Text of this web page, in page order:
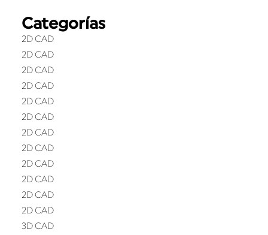
Categorías
2D CAD
2D CAD
2D CAD
2D CAD
2D CAD
2D CAD
2D CAD
2D CAD
2D CAD
2D CAD
2D CAD
2D CAD
3D CAD